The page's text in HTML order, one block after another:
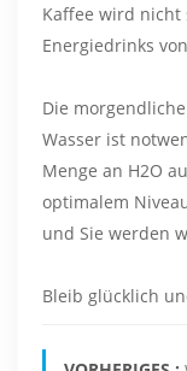
Kaffee wird nicht
Energiedrinks
Die
Wasser ist
Menge an H2O
optimalem
und Sie werden
Bleib glücklich